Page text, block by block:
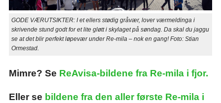
GODE VÆRUTSIKTER: I et ellers stødig gråvær, lover værmeldinga i
skrivende stund godt for et lite gløtt i skylaget på søndag. Da skal du jaggu
se at det blir perfekt løpevær under Re-mila – nok en gang! Foto: Stian
Ormestad.
Mimre? Se ReAvisa-bildene fra Re-mila i fjor.
Eller se bildene fra den aller første Re-mila i